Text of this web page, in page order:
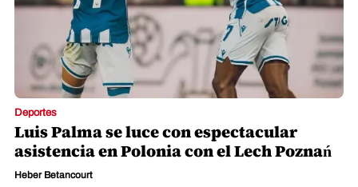
Deportes
Luis Palma se luce con espectacular
asistencia en Polonia con el Lech Poznań
Heber Betancourt